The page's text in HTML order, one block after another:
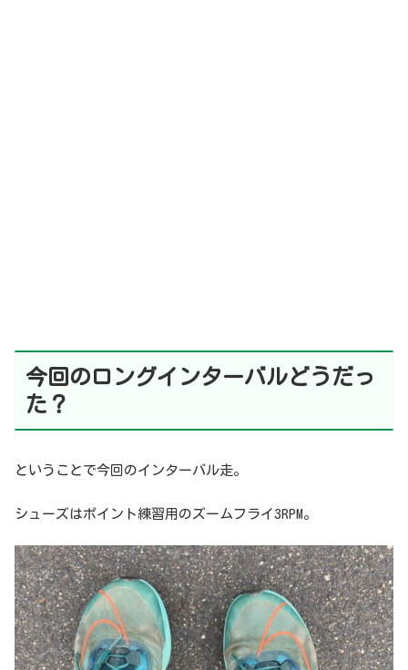
今回 のロングインターバルどうだっ
た？
ということで今回のインターバル走。
シューズはポイント練習用のズームフライ3RPM。